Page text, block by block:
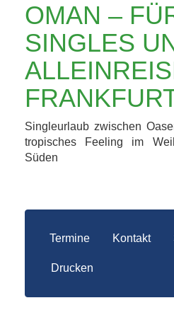
OMAN –
SINGLES
Singleurlaub zwischen
tropisches Feeling im
Süden
Termine Kontakt
Drucken